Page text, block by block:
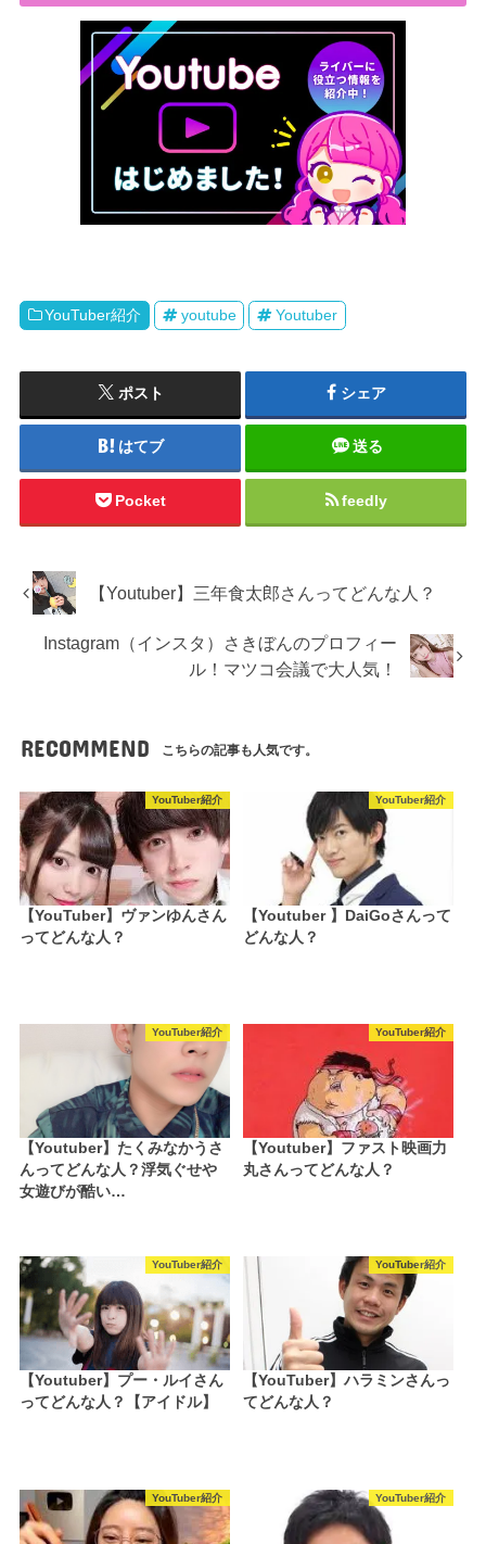
YouTuber紹介 youtube Youtuber
ポスト シェア
はてブ 送る
Pocket feedly
【Youtuber】三年食太郎さんってどんな人？
Instagram（インスタ）さきぼんのプロフィー
ル！マツコ会議で大人気！
RECOMMEND こちらの記事も人気です。
YouTuber紹介
【YouTuber】ヴァンゆんさん
ってどんな人？
YouTuber紹介
【Youtuber 】DaiGoさんって
どんな人？
YouTuber紹介
【Youtuber】たくみなかうさ
んってどんな人？浮気ぐせや
女遊びが酷い…
YouTuber紹介
【Youtuber】ファスト映画力
丸さんってどんな人？
YouTuber紹介
【Youtuber】プー・ルイさん
ってどんな人？【アイドル】
YouTuber紹介
【YouTuber】ハラミンさんっ
てどんな人？
YouTuber紹介 YouTuber紹介